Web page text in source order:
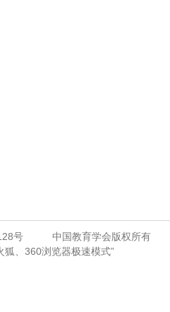
号
中国教育学会版权所有
、360浏览器极速模式”